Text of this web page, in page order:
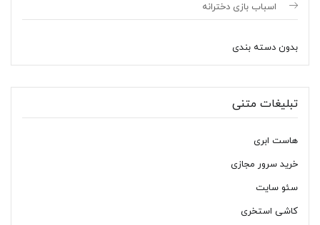
اسباب بازی دخترانه
بدون دسته بندی
تبلیغات متنی
هاست ابری
خرید سرور مجازی
سئو سایت
کاشی استخری